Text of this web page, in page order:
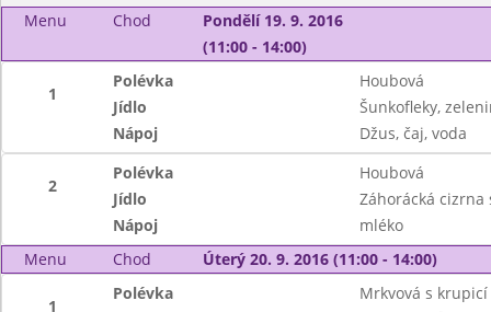
Menu Chod
Pondělí 19. 9. 2016
(11:00 - 14:00)
1
Polévka
Houbová
Jídlo
Šunkofleky,
Nápoj
Džus, čaj, voda
2
Polévka
Houbová
Jídlo
Záhorácká
Nápoj
mléko
Menu
Chod Úterý 20. 9. 2016 (11:00 - 14:00)
1
Polévka
Mrkvová s